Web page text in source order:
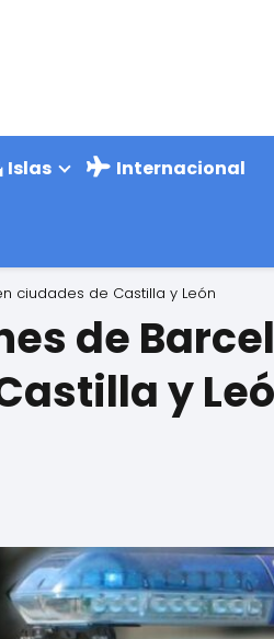
Islas Internacional
ciudades de Castilla y León
de
y